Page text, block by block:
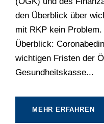
den Überblick über
mit RKP kein
Überblick:
wichtigen Fristen der
Gesundheitskasse...
MEHR ERFAHREN